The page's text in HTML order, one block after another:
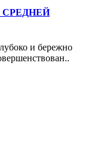
СРЕДНЕЙ
и бережно